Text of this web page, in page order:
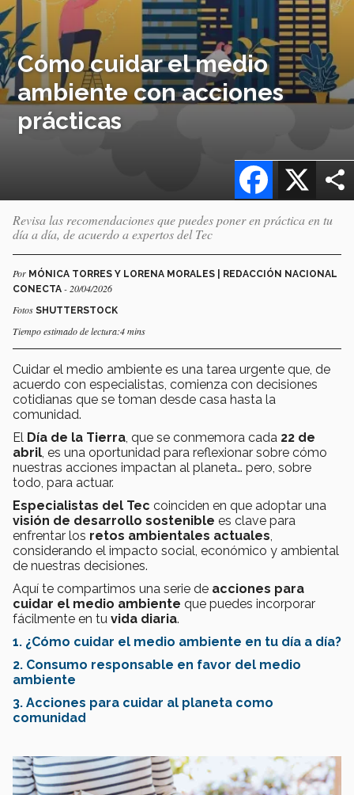
Cómo cuidar el medio
ambiente con acciones
prácticas
X
Facebook
Revisa las recomendaciones que puedes poner en práctica en tu
día a día, de acuerdo a expertos del Tec
Por MÓNICA TORRES Y LORENA MORALES | REDACCIÓN NACIONAL
CONECTA - 20/04/2026
Fotos SHUTTERSTOCK
Tiempo estimado de lectura:4 mins
Cuidar el medio ambiente es una tarea urgente que, de
acuerdo con especialistas, comienza con decisiones
cotidianas que se toman desde casa hasta la
comunidad.
El Día de la Tierra , que se conmemora cada 22 de
abril , es una oportunidad para reflexionar sobre cómo
nuestras acciones impactan al planeta… pero, sobre
todo, para actuar.
Especialistas del Tec coinciden en que adoptar una
visión de desarrollo sostenible es clave para
enfrentar los retos ambientales actuales
considerando el impacto social, económico y ambiental
de nuestras decisiones.
Aquí te compartimos una serie de acciones para
cuidar el medio ambiente que puedes incorporar
fácilmente en tu vida diaria.
1. ¿Cómo cuidar el medio ambiente en tu día a día?
2. Consumo responsable en favor del medio
ambiente
3. Acciones para cuidar al planeta como
comunidad